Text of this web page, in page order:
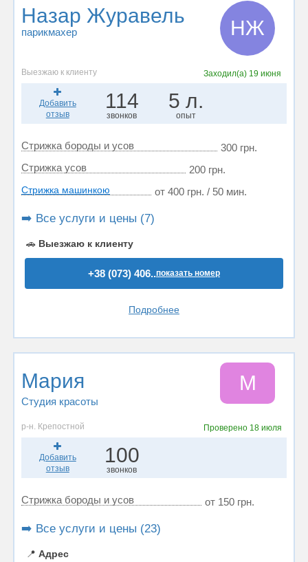
Назар Журавель
парикмахер НЖ
Выезжаю к клиенту Заходил(а) 19 июня
Добавить
отзыв
114
звонков
5 л.
опыт
Стрижка бороды и усов
300 грн.
Стрижка усов
200 грн.
Стрижка машинкою от 400 грн. / 50 мин.
➡️ Все услуги и цены (7)
🚗 Выезжаю к клиенту
+38 (073) 406..показать номер
Подробнее
Maрия
Студия красоты
M
р-н. Крепостной Проверено 18 июля
Добавить
отзыв
100
звонков
Стрижка бороды и усов от 150 грн.
➡️ Все услуги и цены (23)
📍 Адрес